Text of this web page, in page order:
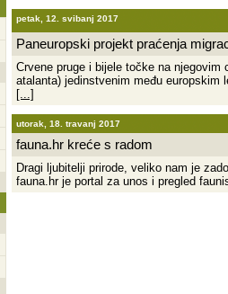
petak, 12. svibanj 2017
Paneuropski projekt praćenja
Crvene pruge i bijele točke na njegovim
atalanta) jedinstvenim među europskim
[...]
utorak, 18. travanj 2017
fauna.hr kreće s radom
Dragi ljubitelji prirode, veliko nam je
fauna.hr je portal za unos i pregled